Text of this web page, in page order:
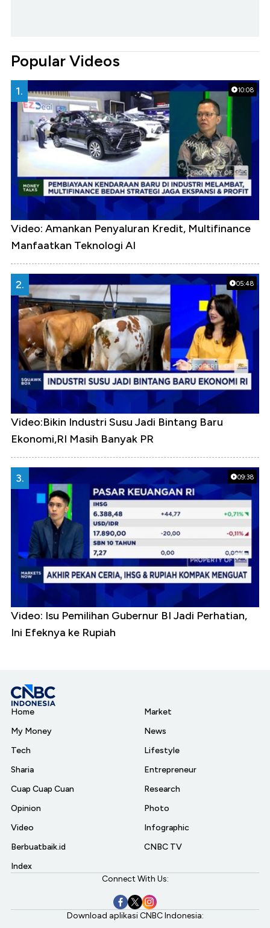
Popular Videos
10:08
1.
Video: Amankan Penyaluran Kredit, Multifinance
Manfaatkan Teknologi AI
05:48
2.
Video:Bikin Industri Susu Jadi Bintang Baru
Ekonomi,RI Masih Banyak PR
09:38
3.
Video: Isu Pemilihan Gubernur BI Jadi Perhatian,
Ini Efeknya ke Rupiah
Home
My Money
Tech
Sharia
Cuap Cuap Cuan
Opinion
Video
Berbuatbaik.id
Index
Market
News
Lifestyle
Entrepreneur
Research
Photo
Infographic
CNBC TV
Connect With Us:
Download aplikasi CNBC Indonesia: